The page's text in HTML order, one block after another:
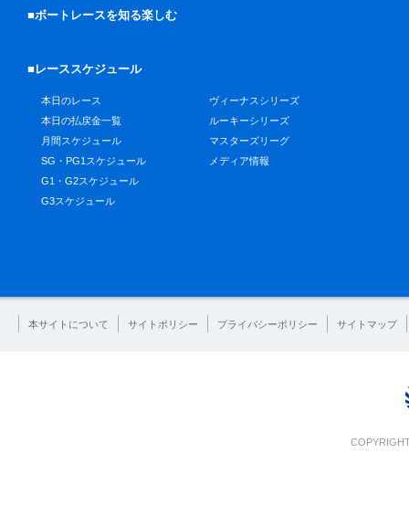
■ボートレースを知る楽しむ
■レーススケジュール
本日のレース
本日の払戻金一覧
月間スケジュール
SG・PG1スケジュール
G1・G2スケジュール
G3スケジュール
ヴィーナスシリーズ
ルーキーシリーズ
マスターズリーグ
メディア情報
本サイトについて サイトポリシー プライバシーポリシー サイトマップ